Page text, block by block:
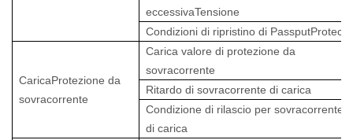
eccessivaTensione
Condizioni di ripristino di PassputProtect
CaricaProtezione da
sovracorrente
Carica valore di protezione da
sovracorrente
Ritardo di sovracorrente di carica
Condizione di rilascio per sovracorrente
di carica